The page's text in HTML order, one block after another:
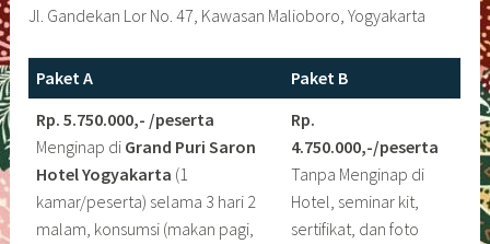
Jl. Gandekan Lor No. 47, Kawasan Malioboro, Yogyakarta
Paket A
Paket B
Rp. 5.750.000,- /peserta
Menginap di Grand Puri Saron
Hotel Yogyakarta (1
kamar/peserta) selama 3 hari 2
malam, konsumsi (makan pagi,
Rp.
4.750.000,-/peserta
Tanpa Menginap di
Hotel, seminar kit,
sertifikat, dan foto